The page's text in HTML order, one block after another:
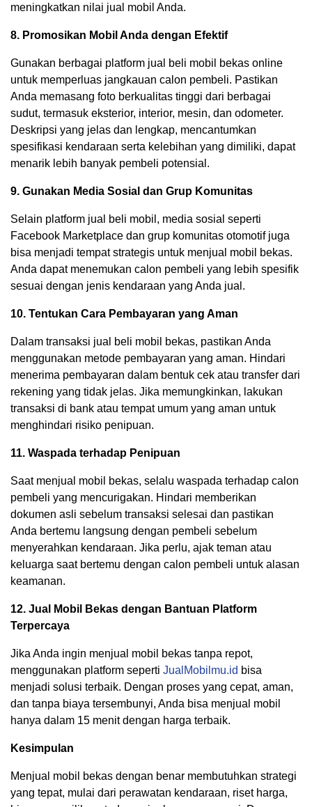
meningkatkan nilai jual mobil Anda.
8. Promosikan Mobil Anda dengan Efektif
Gunakan berbagai platform jual beli mobil bekas online
untuk memperluas jangkauan calon pembeli. Pastikan
Anda memasang foto berkualitas tinggi dari berbagai
sudut, termasuk eksterior, interior, mesin, dan odometer.
Deskripsi yang jelas dan lengkap, mencantumkan
spesifikasi kendaraan serta kelebihan yang dimiliki, dapat
menarik lebih banyak pembeli potensial.
9. Gunakan Media Sosial dan Grup Komunitas
Selain platform jual beli mobil, media sosial seperti
Facebook Marketplace dan grup komunitas otomotif juga
bisa menjadi tempat strategis untuk menjual mobil bekas.
Anda dapat menemukan calon pembeli yang lebih spesifik
sesuai dengan jenis kendaraan yang Anda jual.
10. Tentukan Cara Pembayaran yang Aman
Dalam transaksi jual beli mobil bekas, pastikan Anda
menggunakan metode pembayaran yang aman. Hindari
menerima pembayaran dalam bentuk cek atau transfer dari
rekening yang tidak jelas. Jika memungkinkan, lakukan
transaksi di bank atau tempat umum yang aman untuk
menghindari risiko penipuan.
11. Waspada terhadap Penipuan
Saat menjual mobil bekas, selalu waspada terhadap calon
pembeli yang mencurigakan. Hindari memberikan
dokumen asli sebelum transaksi selesai dan pastikan
Anda bertemu langsung dengan pembeli sebelum
menyerahkan kendaraan. Jika perlu, ajak teman atau
keluarga saat bertemu dengan calon pembeli untuk alasan
keamanan.
12. Jual Mobil Bekas dengan Bantuan Platform
Terpercaya
Jika Anda ingin menjual mobil bekas tanpa repot,
menggunakan platform seperti JualMobilmu.id bisa
menjadi solusi terbaik. Dengan proses yang cepat, aman,
dan tanpa biaya tersembunyi, Anda bisa menjual mobil
hanya dalam 15 menit dengan harga terbaik.
Kesimpulan
Menjual mobil bekas dengan benar membutuhkan strategi
yang tepat, mulai dari perawatan kendaraan, riset harga,